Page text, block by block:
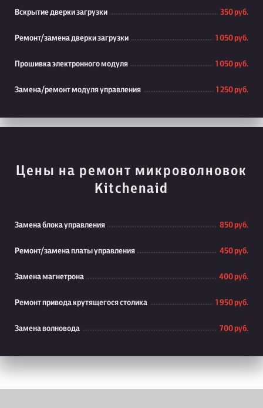
Вскрытие дверки загрузки 350 руб.
Ремонт/замена дверки загрузки 1 050 руб.
Прошивка электронного модуля 1 050 руб.
Замена/ремонт модуля управления 1 250 руб.
Цены на ремонт микроволновок
Kitchenaid
Замена блока управления 850 руб.
Ремонт/замена платы управления 450 руб.
Замена магнетрона 400 руб.
Ремонт привода крутящегося столика 1 950 руб.
Замена волновода 700 руб.